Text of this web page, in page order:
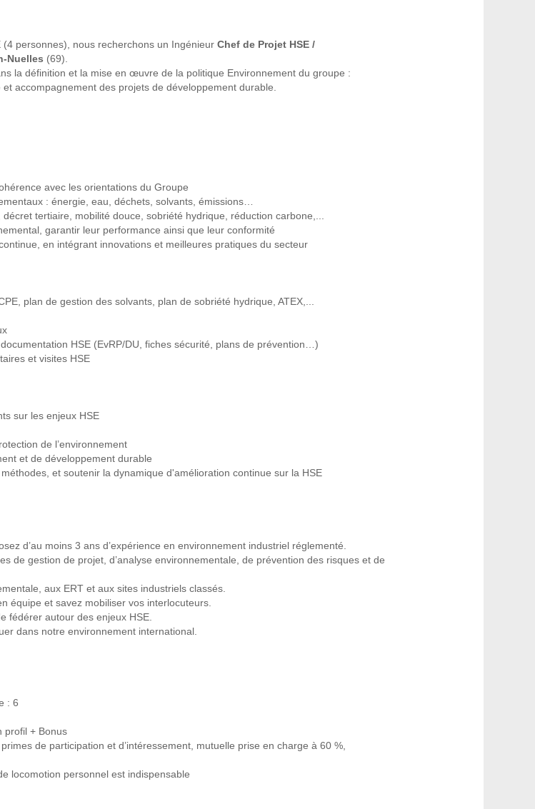
personnes), nous recherchons un Ingénieur Chef de Projet HSE /
Nuelles (69).
la définition et la mise en œuvre de la politique Environnement du groupe :
accompagnement des projets de développement durable.
avec les orientations du Groupe
: énergie, eau, déchets, solvants, émissions…
tertiaire, mobilité douce, sobriété hydrique, réduction carbone,...
garantir leur performance ainsi que leur conformité
en intégrant innovations et meilleures pratiques du secteur
plan de gestion des solvants, plan de sobriété hydrique, ATEX,...
HSE (EvRP/DU, fiches sécurité, plans de prévention…)
et visites HSE
sur les enjeux HSE
de l’environnement
et de développement durable
et soutenir la dynamique d'amélioration continue sur la HSE
d’au moins 3 ans d’expérience en environnement industriel réglementé.
de gestion de projet, d’analyse environnementale, de prévention des risques et de
aux ERT et aux sites industriels classés.
équipe et savez mobiliser vos interlocuteurs.
fédérer autour des enjeux HSE.
dans notre environnement international.
: 6
profil + Bonus
de participation et d’intéressement, mutuelle prise en charge à 60 %,
locomotion personnel est indispensable